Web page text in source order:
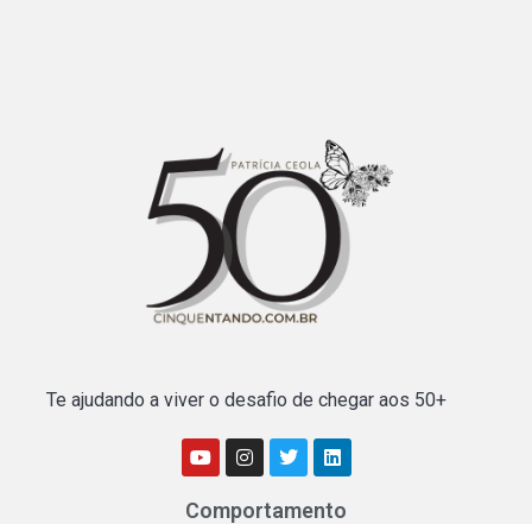
Te ajudando a viver o desafio de chegar aos 50+
Comportamento